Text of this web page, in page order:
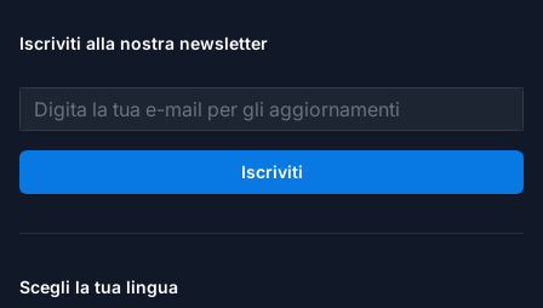
Iscriviti alla nostra newsletter
Indirizzo email
Iscriviti
Scegli la tua lingua